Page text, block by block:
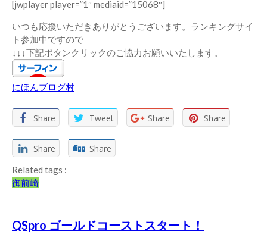
[jwplayer player=”1″ mediaid=”15068″]
いつも応援いただきありがとうございます。ランキングサイ
ト参加中ですので
↓↓↓下記ボタンクリックのご協力お願いいたします。
にほんブログ村
Share Tweet Share Share
Share Share
Related tags :
御前崎
QSpro ゴールドコーストスタート！